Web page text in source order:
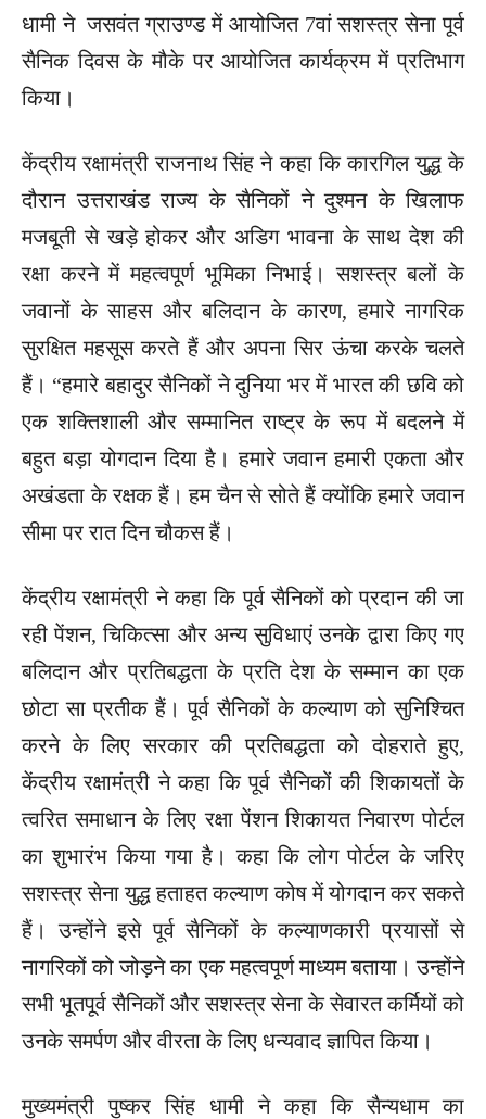
धामी ने जसवंत ग्राउण्ड में आयोजित 7वां सशस्त्र सेना पूर्व
सैनिक दिवस के मौके पर आयोजित कार्यक्रम में प्रतिभाग
किया।
केंद्रीय रक्षामंत्री राजनाथ सिंह ने कहा कि कारगिल युद्ध के
दौरान उत्तराखंड राज्य के सैनिकों ने दुश्मन के खिलाफ
मजबूती से खड़े होकर और अडिग भावना के साथ देश की
रक्षा करने में महत्वपूर्ण भूमिका निभाई। सशस्त्र बलों के
जवानों के साहस और बलिदान के कारण, हमारे नागरिक
सुरक्षित महसूस करते हैं और अपना सिर ऊंचा करके चलते
हैं। “हमारे बहादुर सैनिकों ने दुनिया भर में भारत की छवि को
एक शक्तिशाली और सम्मानित राष्ट्र के रूप में बदलने में
बहुत बड़ा योगदान दिया है। हमारे जवान हमारी एकता और
अखंडता के रक्षक हैं। हम चैन से सोते हैं क्योंकि हमारे जवान
सीमा पर रात दिन चौकस हैं।
केंद्रीय रक्षामंत्री ने कहा कि पूर्व सैनिकों को प्रदान की जा
रही पेंशन, चिकित्सा और अन्य सुविधाएं उनके द्वारा किए गए
बलिदान और प्रतिबद्धता के प्रति देश के सम्मान का एक
छोटा सा प्रतीक हैं। पूर्व सैनिकों के कल्याण को सुनिश्चित
करने के लिए सरकार की प्रतिबद्धता को दोहराते हुए,
केंद्रीय रक्षामंत्री ने कहा कि पूर्व सैनिकों की शिकायतों के
त्वरित समाधान के लिए रक्षा पेंशन शिकायत निवारण पोर्टल
का शुभारंभ किया गया है। कहा कि लोग पोर्टल के जरिए
सशस्त्र सेना युद्ध हताहत कल्याण कोष में योगदान कर सकते
हैं। उन्होंने इसे पूर्व सैनिकों के कल्याणकारी प्रयासों से
नागरिकों को जोड़ने का एक महत्वपूर्ण माध्यम बताया। उन्होंने
सभी भूतपूर्व सैनिकों और सशस्त्र सेना के सेवारत कर्मियों को
उनके समर्पण और वीरता के लिए धन्यवाद ज्ञापित किया।
मुख्यमंत्री पुष्कर सिंह धामी ने कहा कि सैन्यधाम का